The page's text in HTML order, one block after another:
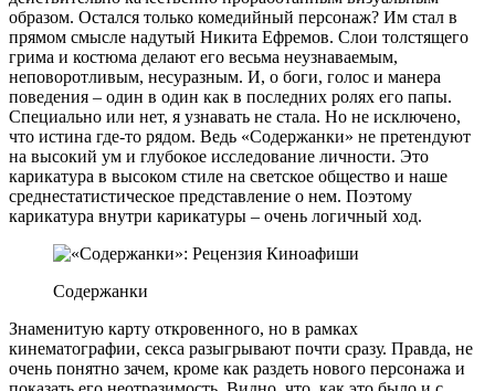
образом. Остался только комедийный персонаж? Им стал в
прямом смысле надутый Никита Ефремов. Слои толстящего
грима и костюма делают его весьма неузнаваемым,
неповоротливым, несуразным. И, о боги, голос и манера
поведения – один в один как в последних ролях его папы.
Специально или нет, я узнавать не стала. Но не исключено,
что истина где-то рядом. Ведь «Содержанки» не претендуют
на высокий ум и глубокое исследование личности. Это
карикатура в высоком стиле на светское общество и наше
среднестатистическое представление о нем. Поэтому
карикатура внутри карикатуры – очень логичный ход.
Содержанки
Знаменитую карту откровенного, но в рамках
кинематографии, секса разыгрывают почти сразу. Правда, не
очень понятно зачем, кроме как раздеть нового персонажа и